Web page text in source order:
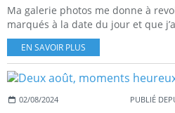
Ma galerie photos me donne à
marqués à la date du jour et que
EN SAVOIR PLUS
02/08/2024 PUBLIÉ